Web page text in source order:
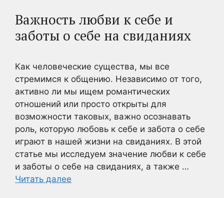
Важность любви к себе и
заботы о себе на свиданиях
Как человеческие существа, мы все
стремимся к общению. Независимо от того,
активно ли мы ищем романтических
отношений или просто открыты для
возможности таковых, важно осознавать
роль, которую любовь к себе и забота о себе
играют в нашей жизни на свиданиях. В этой
статье мы исследуем значение любви к себе
и заботы о себе на свиданиях, а также …
Читать далее